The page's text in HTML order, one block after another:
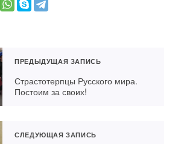
ПРЕДЫДУЩАЯ ЗАПИСЬ
Страстотерпцы Русского мира.
Постоим за своих!
СЛЕДУЮЩАЯ ЗАПИСЬ